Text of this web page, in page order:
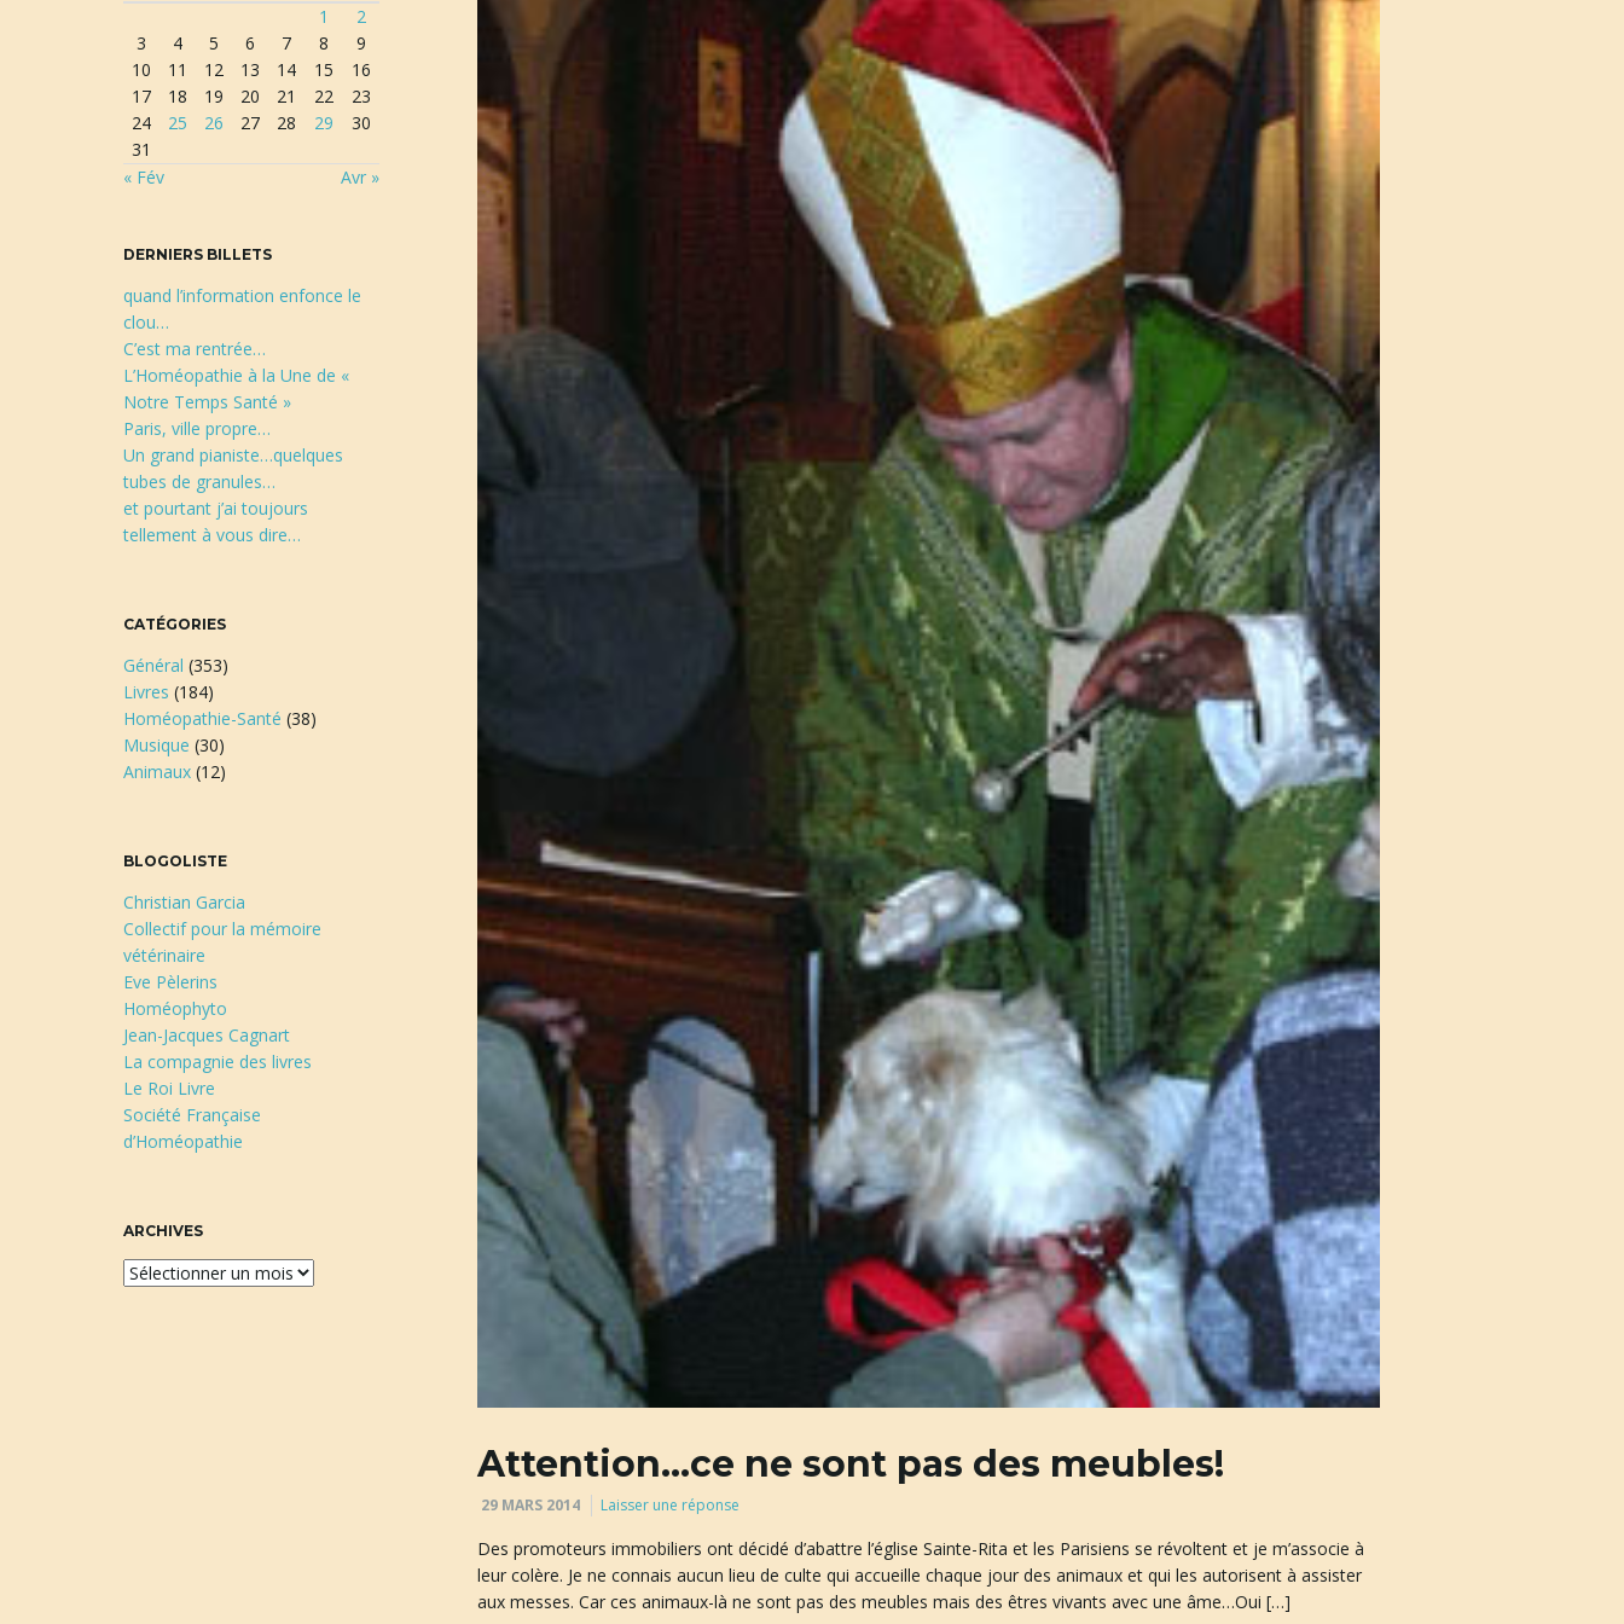
Attention…ce ne sont pas des meubles!
29 MARS 2014 Laisser une réponse
Des promoteurs immobiliers ont décidé d’abattre l’église Sainte-Rita et les Parisiens se révoltent et je m’associe à
leur colère. Je ne connais aucun lieu de culte qui accueille chaque jour des animaux et qui les autorisent à assister
aux messes. Car ces animaux-là ne sont pas des meubles mais des êtres vivants avec une âme…Oui […]
c
« Fév Avr »
1
2
3
4 5 6 7 8
9
10
11 12 13 14 15
16
17
18 19 20 21 22
23
24
25 26 27 28 29
30
31
DERNIERS BILLETS
quand l’information enfonce le
clou…
C’est ma rentrée…
L’Homéopathie à la Une de «
Notre Temps Santé »
Paris, ville propre…
Un grand pianiste…quelques
tubes de granules…
et pourtant j’ai toujours
tellement à vous dire…
CATÉGORIES
Général (353)
Livres (184)
Homéopathie-Santé (38)
Musique (30)
Animaux (12)
BLOGOLISTE
Christian Garcia
Collectif pour la mémoire
vétérinaire
Eve Pèlerins
Homéophyto
Jean-Jacques Cagnart
La compagnie des livres
Le Roi Livre
Société Française
d’Homéopathie
ARCHIVES
A